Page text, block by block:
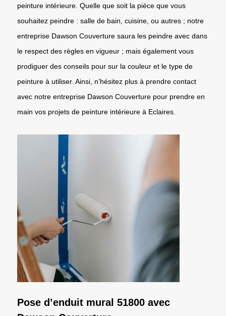
peinture intérieure. Quelle que soit la pièce que vous
souhaitez peindre : salle de bain, cuisine, ou autres ; notre
entreprise Dawson Couverture saura les peindre avec dans
le respect des règles en vigueur ; mais également vous
prodiguer des conseils pour sur la couleur et le type de
peinture à utiliser. Ainsi, n’hésitez plus à prendre contact
avec notre entreprise Dawson Couverture pour prendre en
main vos projets de peinture intérieure à Eclaires.
Pose d’enduit mural 51800 avec